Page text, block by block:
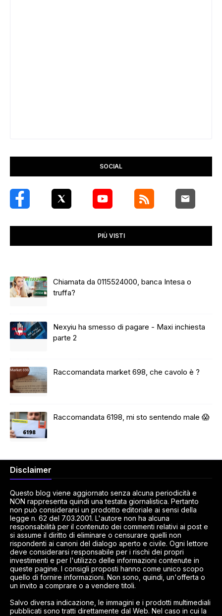
SOCIAL
PIÙ VISTI
Chiamata da 0115524000, banca Intesa o
truffa?
Nexyiu ha smesso di pagare - Maxi inchiesta
parte 2
Raccomandata market 698, che cavolo è ?
Raccomandata 6198, mi sto sentendo male 😱
Disclaimer
Questo blog viene aggiornato senza alcuna periodicità e
NON rappresenta quindi una testata giornalistica. Pertanto
non può considerarsi un prodotto editoriale ai sensi della
legge n. 62 del 7.03.2001. L'autore non ha alcuna
responsabilità per il contenuto dei commenti relativi ai post e
si assume il diritto di eliminare o censurare quelli non
rispondenti ai canoni del dialogo aperto e civile. Ogni lettore
deve considerarsi responsabile per i rischi dei propri
investimenti e per l'utilizzo delle informazioni contenute in
queste pagine. I consigli proposti hanno come unico scopo
quello di fornire informazioni. Non sono, quindi, un'offerta o
un invito a comprare o a vendere titoli.
Salvo diversa indicazione, le immagini e i prodotti multimediali
pubblicati sono tratti direttamente dal Web. Nel caso in cui la